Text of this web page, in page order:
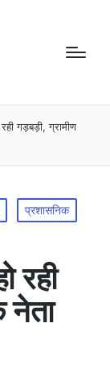
गड़बड़ी, ग्रामीण
प्रशासनिक
रही
नेता